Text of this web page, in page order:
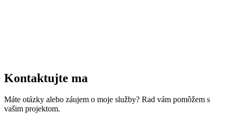
Kontaktujte ma
Máte otázky alebo záujem o moje služby? Rad vám pomôžem s
vašim projektom.